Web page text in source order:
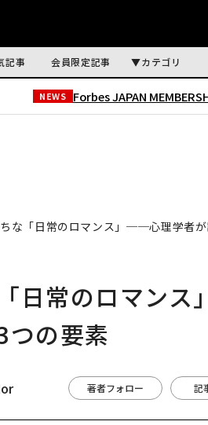
記事 会員限定記事 カテゴリ
NEWS Forbes JAPAN
な「日常のロマンス」──心理学者
日常のロマン
つの要素
著者フォロー 記